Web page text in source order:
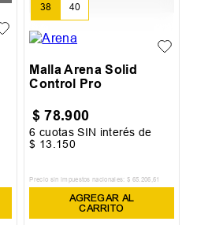
38 40
Malla Arena Solid
Control Pro
$ 78.900
6 cuotas SIN interés de
$ 13 150
Precio sin impuestos nacionales: $ 65.206 ,61
AGREGAR AL
CARRITO